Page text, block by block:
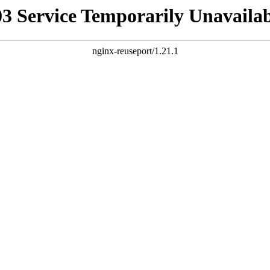
Service Temporarily
nginx-reuseport/1.21.1